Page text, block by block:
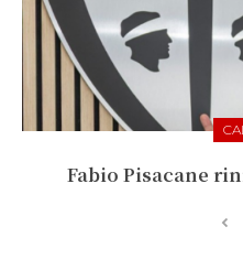
Fabio Pisacane